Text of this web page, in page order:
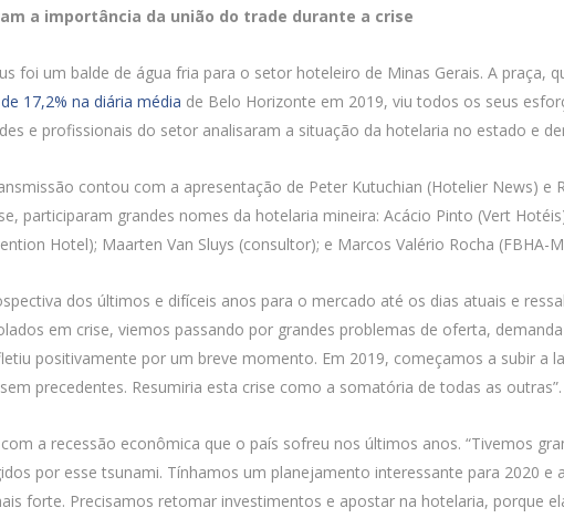
a importância da união do trade durante a crise
foi um balde de água fria para o setor hoteleiro de Minas Gerais. A praça,
17,2% na diária média de Belo Horizonte em 2019, viu todos os seus
e profissionais do setor analisaram a situação da hotelaria no estado e
contou com a apresentação de Peter Kutuchian (Hotelier News) e
participaram grandes nomes da hotelaria mineira: Acácio Pinto (Vert
Hotel); Maarten Van Sluys (consultor); e Marcos Valério Rocha (FBHA-
dos últimos e difíceis anos para o mercado até os dias atuais e
em crise, viemos passando por grandes problemas de oferta,
positivamente por um breve momento. Em 2019, começamos a subir a
precedentes. Resumiria esta crise como a somatória de todas as outras”.
a recessão econômica que o país sofreu nos últimos anos. “Tivemos
por esse tsunami. Tínhamos um planejamento interessante para 2020
forte. Precisamos retomar investimentos e apostar na hotelaria, porque